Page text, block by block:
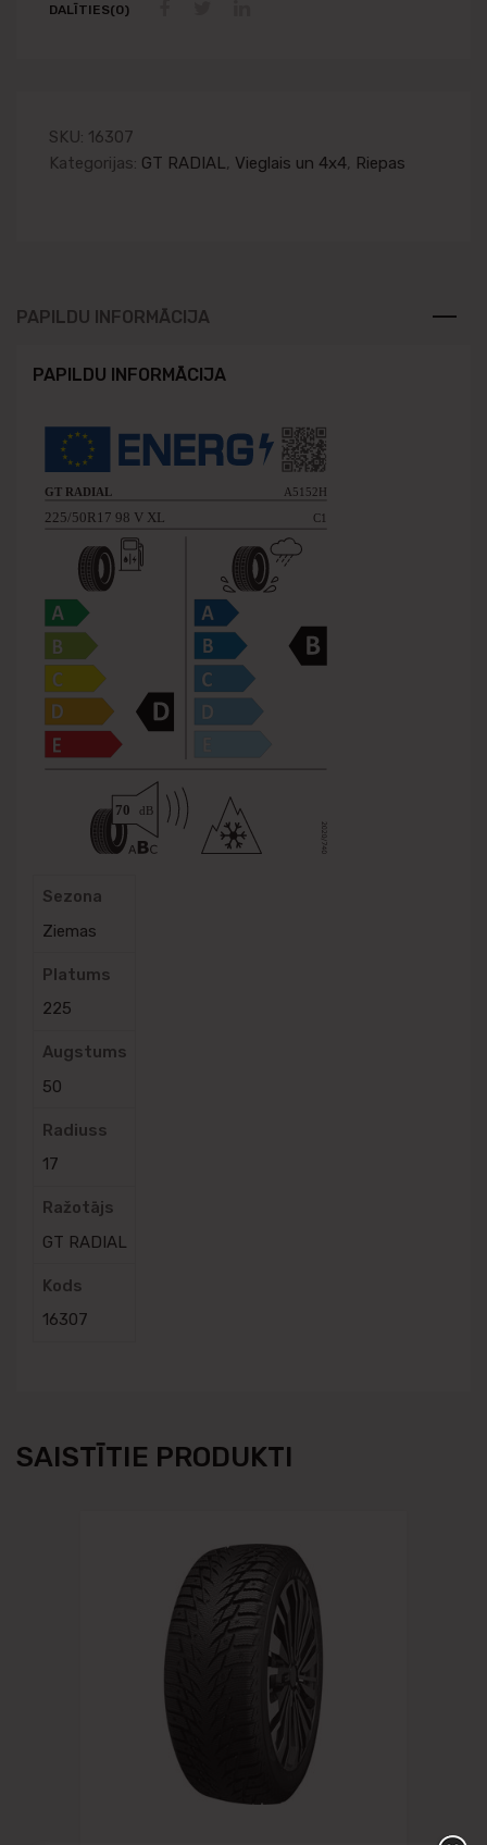
DALĪTIES(0)
SKU: 16307
Kategorijas: GT RADIAL, Vieglais un 4x4, Riepas
PAPILDU INFORMĀCIJA
PAPILDU INFORMĀCIJA
Sezona
Ziemas
Platums
225
Augstums
50
Radiuss
17
Ražotājs
GT RADIAL
Kods
16307
SAISTĪTIE PRODUKTI